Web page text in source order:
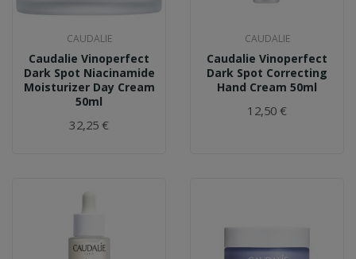
CAUDALIE
Caudalie Vinoperfect
Dark Spot Niacinamide
Moisturizer Day Cream
50ml
32,25 €
CAUDALIE
Caudalie Vinoperfect
Dark Spot Correcting
Hand Cream 50ml
12,50 €